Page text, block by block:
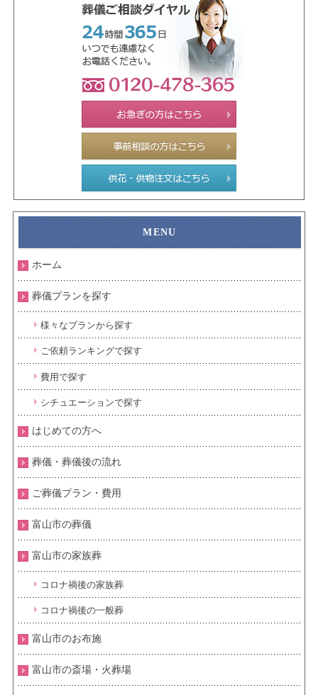
ホーム
葬儀プランを探す
様々なプランから探す
ご依頼ランキングで探す
費用で探す
シチュエーションで探す
はじめての方へ
葬儀・葬儀後の流れ
ご葬儀プラン・費用
富山市の葬儀
富山市の家族葬
コロナ禍後の家族葬
コロナ禍後の一般葬
富山市のお布施
富山市の斎場・火葬場